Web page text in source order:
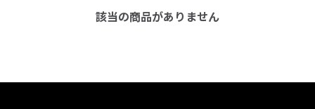
該当の商品がありません